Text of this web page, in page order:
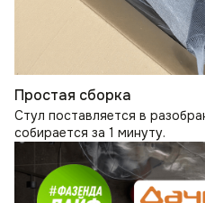
Простая сборка
Стул поставляется в
собирается за 1 минуту.